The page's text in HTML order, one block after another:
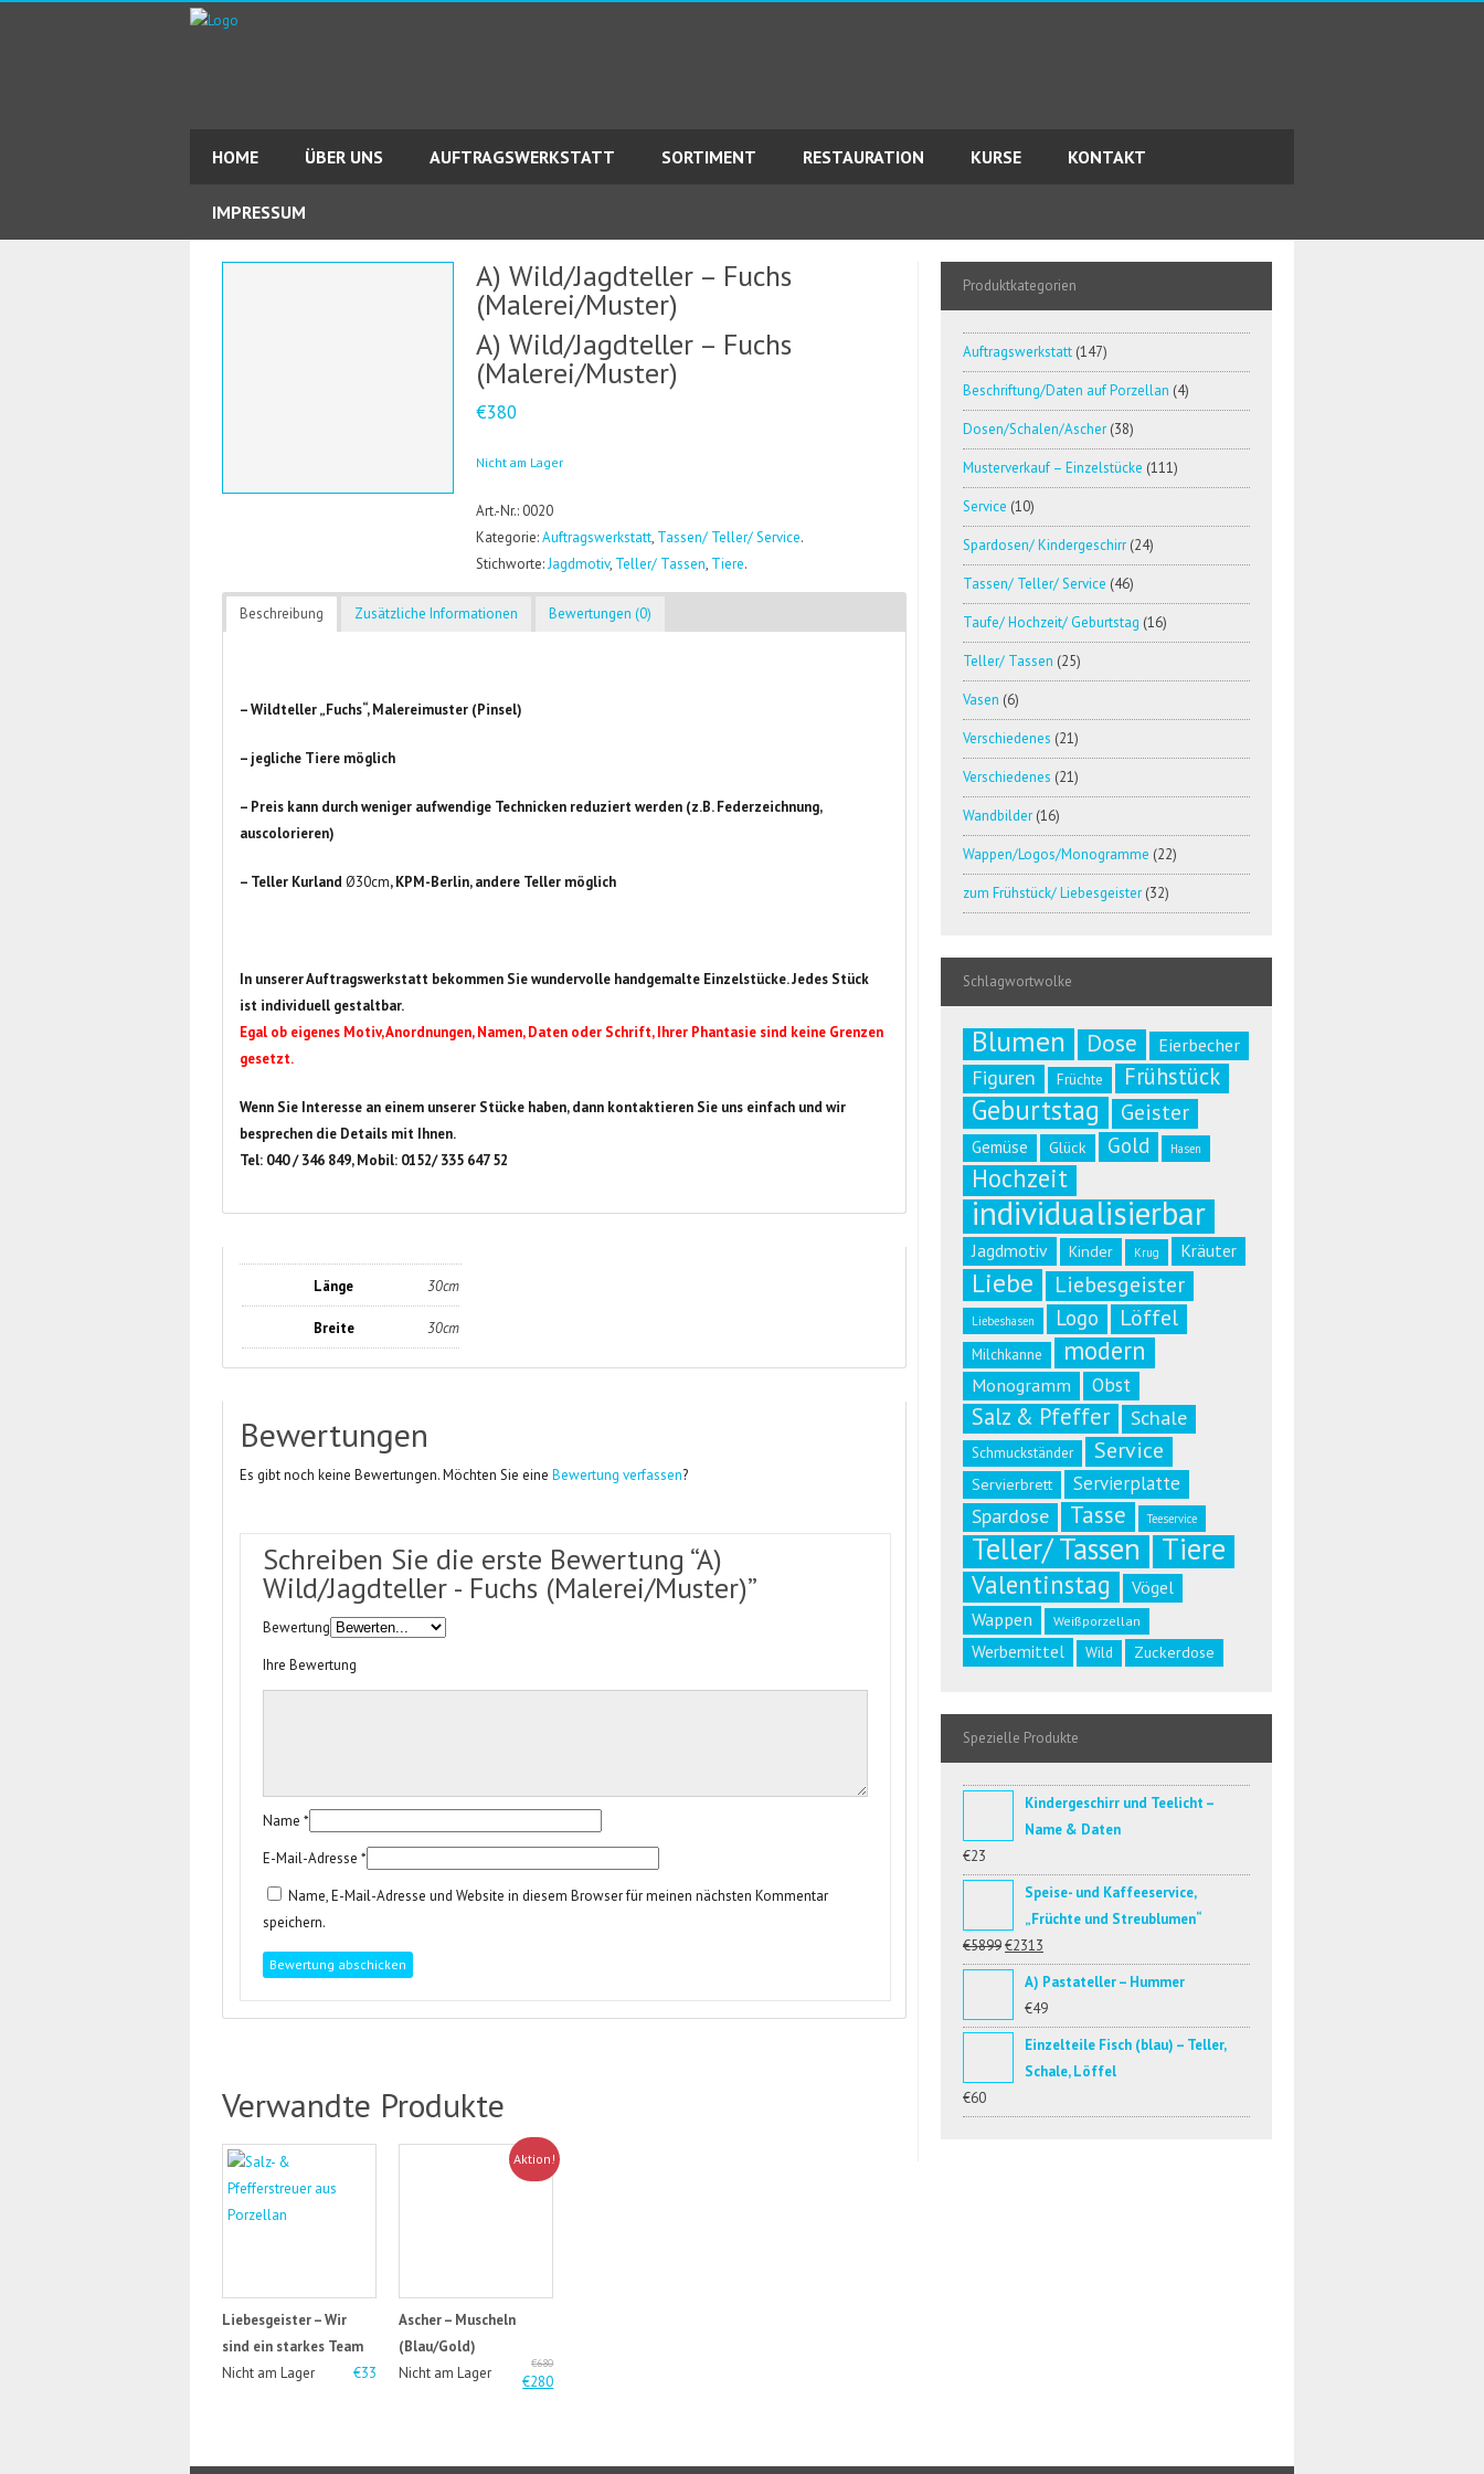
HOME ÜBER UNS AUFTRAGSWERKSTATT SORTIMENT RESTAURATION KURSE KONTAKT
IMPRESSUM
A) Wild/Jagdteller – Fuchs
(Malerei/Muster)
A) Wild/Jagdteller – Fuchs
(Malerei/Muster)
€380
Nicht am Lager
Art.-Nr.: 0020
Kategorie:Auftragswerkstatt, Tassen/ Teller/ Service.
Stichworte:Jagdmotiv, Teller/ Tassen, Tiere.
Beschreibung Zusätzliche Informationen Bewertungen (0)
– Wildteller „Fuchs“, Malereimuster (Pinsel)
– jegliche Tiere möglich
– Preis kann durch weniger aufwendige Technicken reduziert werden (z.B. Federzeichnung,
auscolorieren)
– Teller Kurland Ø30cm, KPM-Berlin, andere Teller möglich
In unserer Auftragswerkstatt bekommen Sie wundervolle handgemalte Einzelstücke. Jedes Stück
ist individuell gestaltbar.
Egal ob eigenes Motiv, Anordnungen, Namen, Daten oder Schrift, Ihrer Phantasie sind keine Grenzen
gesetzt.
Wenn Sie Interesse an einem unserer Stücke haben, dann kontaktieren Sie uns einfach und wir
besprechen die Details mit Ihnen.
Tel: 040 / 346 849, Mobil: 0152/ 335 647 52
Länge 30cm
Breite 30cm
Bewertungen
Es gibt noch keine Bewertungen. Möchten Sie eineBewertung verfassen?
Schreiben Sie die erste Bewertung “A)
Wild/Jagdteller - Fuchs (Malerei/Muster)”
Bewertung
Ihre Bewertung
Name *
E-Mail-Adresse *
Name, E-Mail-Adresse und Website in diesem Browser für meinen nächsten Kommentar
speichern.
Verwandte Produkte
Liebesgeister – Wir
sind ein starkes Team
€33
Nicht am Lager
Aktion!
Ascher – Muscheln
(Blau/Gold)
€680
€280
Nicht am Lager
Produktkategorien
Auftragswerkstatt (147)
Beschriftung/Daten auf Porzellan (4)
Dosen/Schalen/Ascher (38)
Musterverkauf – Einzelstücke (111)
Service (10)
Spardosen/ Kindergeschirr (24)
Tassen/ Teller/ Service (46)
Taufe/ Hochzeit/ Geburtstag (16)
Teller/ Tassen (25)
Vasen (6)
Verschiedenes (21)
Verschiedenes (21)
Wandbilder (16)
Wappen/Logos/Monogramme (22)
zum Frühstück/ Liebesgeister (32)
Schlagwortwolke
Blumen Dose Eierbecher
Figuren Früchte Frühstück
Geburtstag Geister
Gemüse Glück Gold Hasen
Hochzeit
individualisierbar
Jagdmotiv Kinder Krug Kräuter
Liebe Liebesgeister
Liebeshasen Logo Löffel
Milchkanne modern
Monogramm Obst
Salz & Pfeffer Schale
Schmuckständer Service
Servierbrett Servierplatte
Spardose Tasse Teeservice
Teller/ Tassen Tiere
Valentinstag
Vögel
Wappen
Weißporzellan
Werbemittel Wild Zuckerdose
Spezielle Produkte
Kindergeschirr und Teelicht –
Name & Daten
€23
Speise- und Kaffeeservice,
„Früchte und Streublumen“
€5899€2313
A) Pastateller – Hummer
€49
Einzelteile Fisch (blau) – Teller,
Schale, Löffel
€60